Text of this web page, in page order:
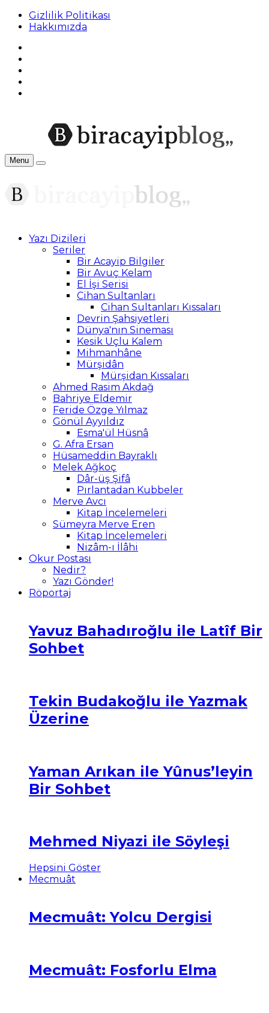
Gizlilik Politikası
Hakkımızda
Menu
Yazı Dizileri
Seriler
Bir Acayip Bilgiler
Bir Avuç Kelam
El İşi Serisi
Cihan Sultanları
Cihan Sultanları Kıssaları
Devrin Şahsiyetleri
Dünya'nın Sineması
Kesik Uçlu Kalem
Mihmanhâne
Mürşidân
Mürşidan Kıssaları
Ahmed Rasim Akdağ
Bahriye Eldemir
Feride Özge Yılmaz
Gönül Ayyıldız
Esma'ül Hüsnâ
G. Afra Ersan
Hüsameddin Bayraklı
Melek Ağkoç
Dâr-üş Şifâ
Pırlantadan Kubbeler
Merve Avcı
Kitap İncelemeleri
Sümeyra Merve Eren
Kitap İncelemeleri
Nizâm-ı İlâhi
Okur Postası
Nedir?
Yazı Gönder!
Röportaj
Yavuz Bahadıroğlu ile Latîf Bir
Sohbet
Tekin Budakoğlu ile Yazmak
Üzerine
Yaman Arıkan ile Yûnus’leyin
Bir Sohbet
Mehmed Niyazi ile Söyleşi
Hepsini Göster
Mecmuât
Mecmuât: Yolcu Dergisi
Mecmuât: Fosforlu Elma